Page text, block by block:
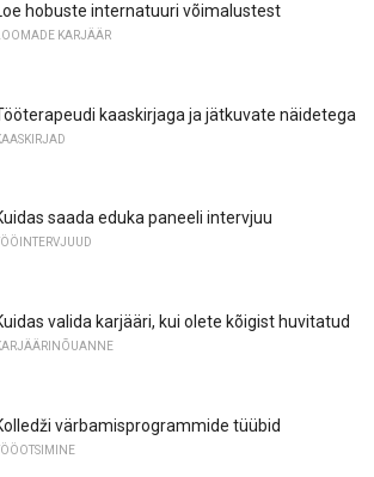
hobuste internatuuri võimalustest
LOOMADE KARJÄÄR
kaaskirjaga ja jätkuvate näidetega
saada eduka paneeli intervjuu
TÖÖINTERVJUUD
valida karjääri, kui olete kõigist huvitatud
värbamisprogrammide tüübid